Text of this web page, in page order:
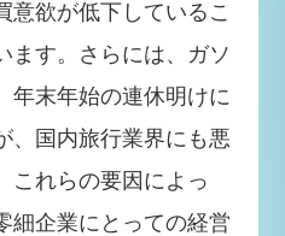
意欲が低下しているこ
ます。さらには、ガソ
年末年始の連休明けに
、国内旅行業界にも悪
これらの要因によっ
細企業にとっての経営